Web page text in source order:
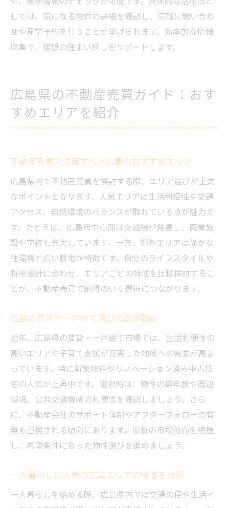
不動産売買で失敗しないための注意点
広島で安心して不動産を購入するための知識と
情報
信頼できる不動産会社の選び方を解説
広島県の不動産売買でよくある疑問と解決
策
広島で後悔しない不動産売買のポイント
しては、気になる物件の詳細を確認し、気軽に問い合わ
せや見学予約を行うことが挙げられます。効率的な情報
収集で、理想の住まい探しをサポートします。
広島県の不動産売買ガイド：おす
すめエリアを紹介
不動産売買で注目すべき広島のおすすめエリア
広島県内で不動産売買を検討する際、エリア選びが重要
なポイントとなります。人気エリアは生活利便性や交通
アクセス、自然環境のバランスが取れている点が魅力で
す。たとえば、広島市中心部は交通網が発達し、商業施
設や学校も充実しています。一方、郊外エリアは静かな
住環境と広い敷地が特徴です。自分のライフスタイルや
将来設計に合わせ、エリアごとの特性を比較検討するこ
とが、不動産売買で納得のいく選択につながります。
広島の賃貸や一戸建て選びの最新動向
近年、広島県の賃貸・一戸建て市場では、生活利便性の
高いエリアや子育て支援が充実した地域への需要が高ま
っています。特に新築物件やリノベーション済み中古住
宅の人気が上昇中です。選択時は、物件の築年数や周辺
環境、公共交通機関の利便性を確認しましょう。さら
に、不動産会社のサポート体制やアフターフォローの有
無も重視される傾向にあります。最新の市場動向を把握
し、希望条件に合った物件選びを進めましょう。
一人暮らしに人気の広島エリアの特徴を分析
一人暮らしを始める際、広島県内では交通の便や生活イ